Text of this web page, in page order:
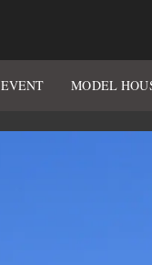
EVENT MODEL